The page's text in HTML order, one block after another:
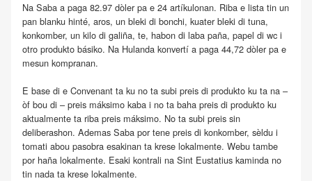
Na Saba a paga 82.97 dòler pa e 24 artíkulonan. Riba e lista tin un
pan blanku hinté, aros, un bleki di bonchi, kuater bleki di tuna,
konkomber, un kilo di galiña, te, habon di laba paña, papel di wc i
otro produkto básiko. Na Hulanda konvertí a paga 44,72 dòler pa e
mesun kompranan.
E base di e Convenant ta ku no ta subi preis di produkto ku ta na –
òf bou di – preis máksimo kaba i no ta baha preis di produkto ku
aktualmente ta riba preis máksimo. No ta subi preis sin
deliberashon. Ademas Saba por tene preis di konkomber, sèldu i
tomati abou pasobra esakinan ta krese lokalmente. Webu tambe
por haña lokalmente. Esaki kontrali na Sint Eustatius kaminda no
tin nada ta krese lokalmente.